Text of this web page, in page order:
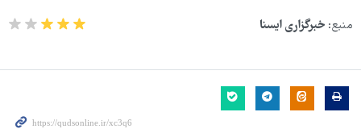
منبع: خبرگزاری ایسنا